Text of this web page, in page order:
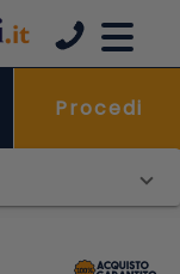
Procedi